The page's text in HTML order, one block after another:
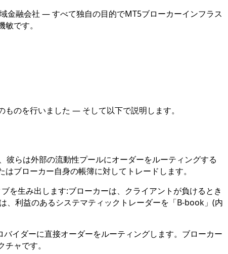
金融会社 — すべて独自の目的でMT5ブローカーインフラス
です。
のを行いました — そして以下で説明します。
らは外部の流動性プールにオーダーをルーティングする
ブローカー自身の帳簿に対してトレードします。
を生み出します:ブローカーは、クライアントが負けるとき
、利益のあるシステマティックトレーダーを「B-book」(内
イダーに直接オーダーをルーティングします。ブローカー
ャです。